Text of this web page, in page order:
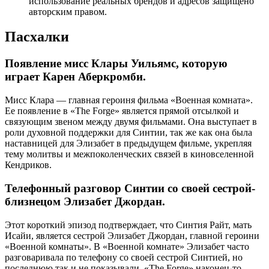
авторским правом.
Пасхалки
Появление мисс Клары Уильямс, которую
играет Карен Аберкромби.
Мисс Клара — главная героиня фильма «Военная комната».
Ее появление в «The Forge» является прямой отсылкой и
связующим звеном между двумя фильмами. Она выступает в
роли духовной поддержки для Синтии, так же как она была
наставницей для Элизабет в предыдущем фильме, укрепляя
тему молитвы и межпоколенческих связей в киновселенной
Кендриков.
Телефонный разговор Синтии со своей сестрой-
близнецом Элизабет Джордан.
Этот короткий эпизод подтверждает, что Синтия Райт, мать
Исайи, является сестрой Элизабет Джордан, главной героини
«Военной комнаты». В «Военной комнате» Элизабет часто
разговаривала по телефону со своей сестрой Синтией, но